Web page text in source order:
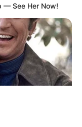
— See Her Now!